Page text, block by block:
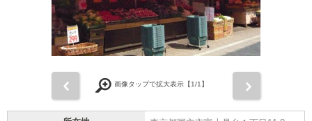
画像タップで拡大表示【1/1】